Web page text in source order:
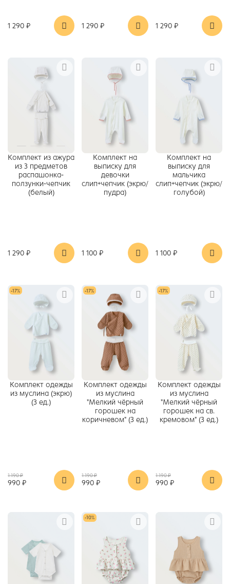
1 290 ₽ 1 290 ₽ 1 290 ₽
Комплект из ажура
из 3 предметов
распашонка-
ползунки-чепчик
(белый)
1 290 ₽
Комплект на
выписку для
девочки
слип+чепчик (экрю/
пудра)
1 100 ₽
Комплект на
выписку для
мальчика
слип+чепчик (экрю/
голубой)
1 100 ₽
-17%
Комплект одежды
из муслина (экрю)
(3 ед.)
1 190 ₽
990 ₽
-17%
Комплект одежды
из муслина
"Мелкий чёрный
горошек на
коричневом" (3 ед.)
1 190 ₽
990 ₽
-17%
Комплект одежды
из муслина
"Мелкий чёрный
горошек на св.
кремовом" (3 ед.)
1 190 ₽
990 ₽
-10%